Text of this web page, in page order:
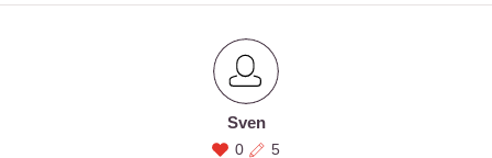
Sven
0 5